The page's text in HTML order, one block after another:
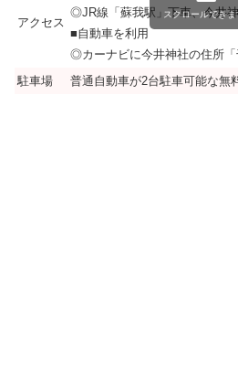
アクセス
◎JR線「蘇我駅」下車、今井
■自動車を利用
◎カーナビに今井神社の住所
駐車場
普通自動車が2台駐車可能な無
スクロールできま